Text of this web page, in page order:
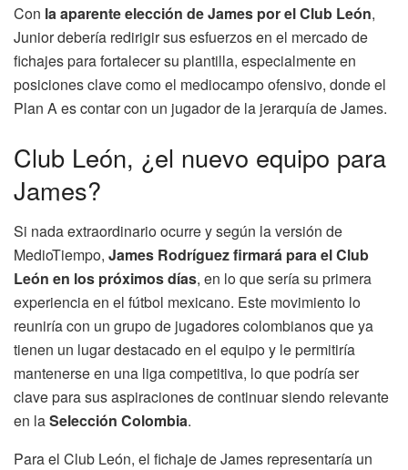
Con la aparente elección de James por el Club León,
Junior debería redirigir sus esfuerzos en el mercado de
fichajes para fortalecer su plantilla, especialmente en
posiciones clave como el mediocampo ofensivo, donde el
Plan A es contar con un jugador de la jerarquía de James.
Club León, ¿el nuevo equipo para
James?
Si nada extraordinario ocurre y según la versión de
MedioTiempo, James Rodríguez firmará para el Club
León en los próximos días, en lo que sería su primera
experiencia en el fútbol mexicano. Este movimiento lo
reuniría con un grupo de jugadores colombianos que ya
tienen un lugar destacado en el equipo y le permitiría
mantenerse en una liga competitiva, lo que podría ser
clave para sus aspiraciones de continuar siendo relevante
en laSelección Colombia.
Para el Club León, el fichaje de James representaría un